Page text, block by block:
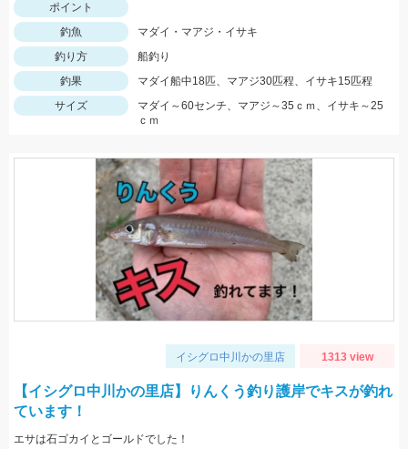
ポイント
釣魚
マダイ・マアジ・イサキ
釣り方
船釣り
釣果
マダイ船中18匹、マアジ30匹程、イサキ15匹程
サイズ
マダイ～60センチ、マアジ～35ｃｍ、イサキ～25
ｃｍ
イシグロ中川かの里店 1313 view
【イシグロ中川かの里店】りんくう釣り護岸でキスが釣れ
ています！
エサは石ゴカイとゴールドでした！